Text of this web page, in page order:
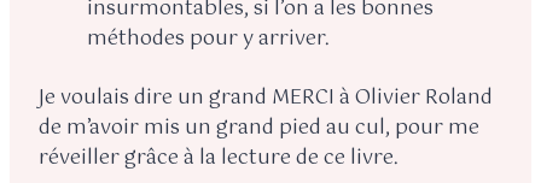
insurmontables, si l’on a les bonnes
méthodes pour y arriver.
Je voulais dire un grand MERCI à Olivier Roland
de m’avoir mis un grand pied au cul, pour me
réveiller grâce à la lecture de ce livre.